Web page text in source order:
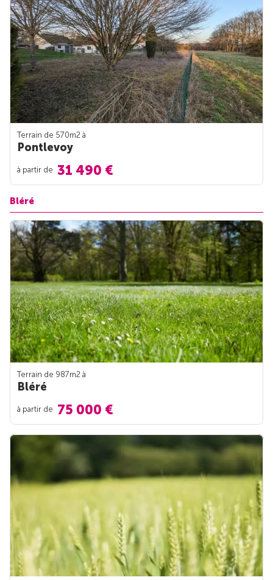
Terrain de 570m2 à
Pontlevoy
à partir de 31 490 €
Bléré
Terrain de 987m2 à
Bléré
à partir de 75 000 €